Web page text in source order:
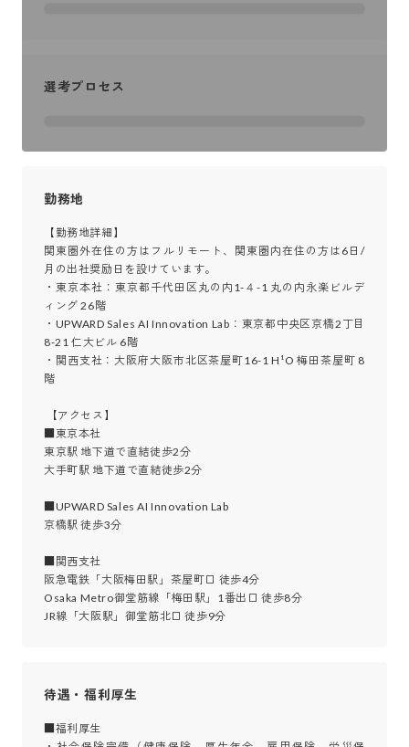
選考プロセス
勤務地
【勤務地詳細】
関東圏外在住の方はフルリモート、関東圏内在住の方は6日/
月の出社奨励日を設けています。
・東京本社：東京都千代田区丸の内1-４-1 丸の内永楽ビルデ
ィング 26階
・UPWARD Sales AI Innovation Lab：東京都中央区京橋2丁目
8-21 仁大ビル 6階
・関西支社：大阪府大阪市北区茶屋町16-1 H¹O 梅田茶屋町 8
階
■東京本社
東京駅 地下道で直結徒歩2分
大手町駅 地下道で直結徒歩2分
■UPWARD Sales AI Innovation Lab
京橋駅 徒歩3分
■関西支社
阪急電鉄「大阪梅田駅」茶屋町口 徒歩4分
Osaka Metro御堂筋線「梅田駅」1番出口 徒歩8分
JR線「大阪駅」御堂筋北口 徒歩9分
待遇・福利厚生
■福利厚生